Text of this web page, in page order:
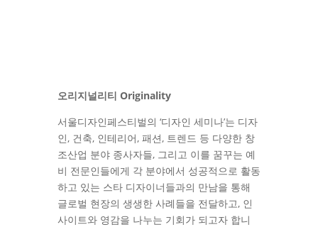
오리지널리티 Originality
서울디자인페스티벌의 ‘디자인 세미나’는 디자
인, 건축, 인테리어, 패션, 트렌드 등 다양한 창
조산업 분야 종사자들, 그리고 이를 꿈꾸는 예
비 전문인들에게 각 분야에서 성공적으로 활동
하고 있는 스타 디자이너들과의 만남을 통해
글로벌 현장의 생생한 사례들을 전달하고, 인
사이트와 영감을 나누는 기회가 되고자 합니